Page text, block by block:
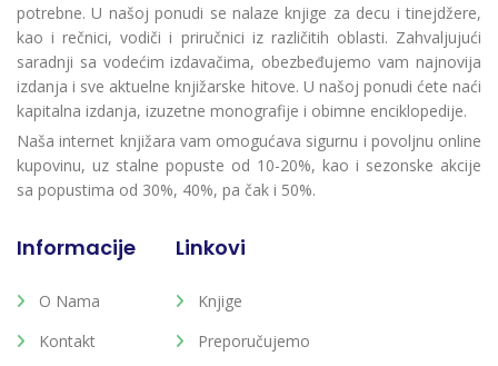
potrebne. U našoj ponudi se nalaze knjige za decu i tinejdžere,
kao i rečnici, vodiči i priručnici iz različitih oblasti. Zahvaljujući
saradnji sa vodećim izdavačima, obezbeđujemo vam najnovija
izdanja i sve aktuelne knjižarske hitove. U našoj ponudi ćete naći
kapitalna izdanja, izuzetne monografije i obimne enciklopedije.
Naša internet knjižara vam omogućava sigurnu i povoljnu online
kupovinu, uz stalne popuste od 10-20%, kao i sezonske akcije
sa popustima od 30%, 40%, pa čak i 50%.
Informacije
O Nama
Kontakt
Linkovi
Knjige
Preporučujemo